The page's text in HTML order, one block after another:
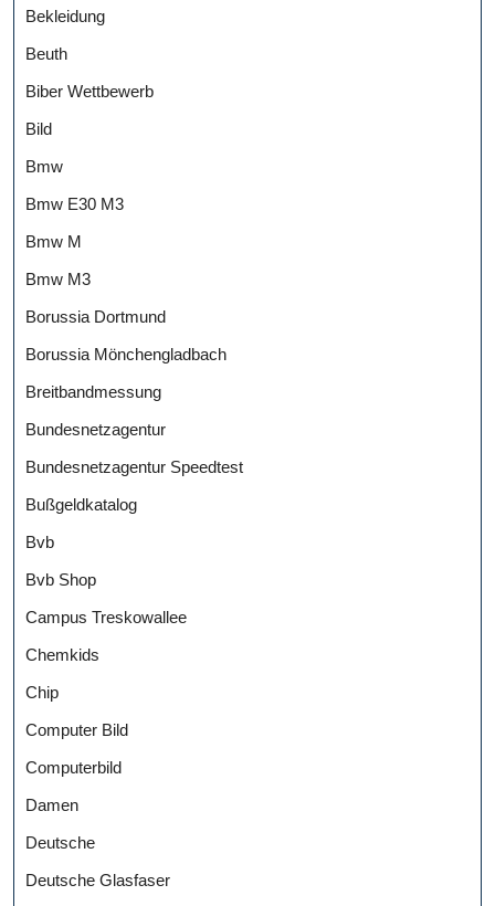
Bekleidung
Beuth
Biber Wettbewerb
Bild
Bmw
Bmw E30 M3
Bmw M
Bmw M3
Borussia Dortmund
Borussia Mönchengladbach
Breitbandmessung
Bundesnetzagentur
Bundesnetzagentur Speedtest
Bußgeldkatalog
Bvb
Bvb Shop
Campus Treskowallee
Chemkids
Chip
Computer Bild
Computerbild
Damen
Deutsche
Deutsche Glasfaser